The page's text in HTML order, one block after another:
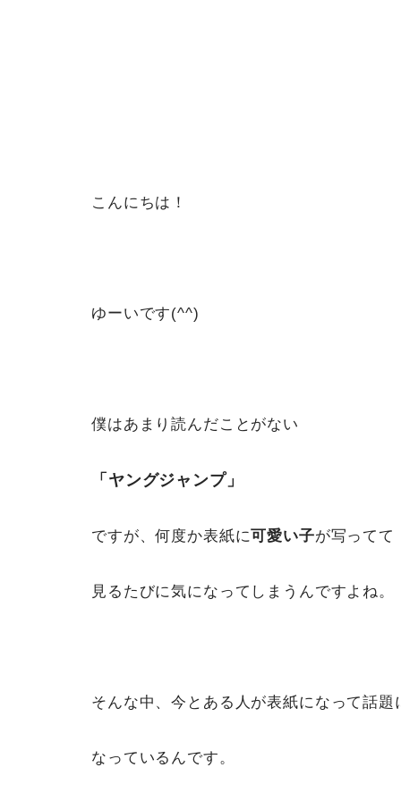
こんにちは！
ゆーいです(^^)
僕はあまり読んだことがない
「ヤングジャンプ」
ですが、何度か表紙に可愛い子が写ってて
見るたびに気になってしまうんですよね。
そんな中、今とある人が表紙になって話題
なっているんです。